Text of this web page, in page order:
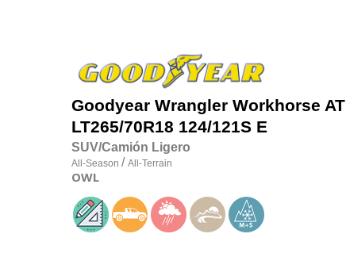
Goodyear Wrangler Workhorse AT
LT265/70R18 124/121S E
SUV/Camión Ligero
All-Season / All-Terrain
OWL